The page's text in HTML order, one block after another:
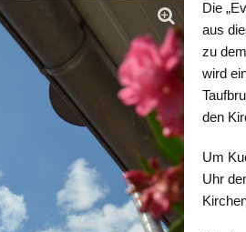
Die
aus
zu
wird
den
Um
Uhr